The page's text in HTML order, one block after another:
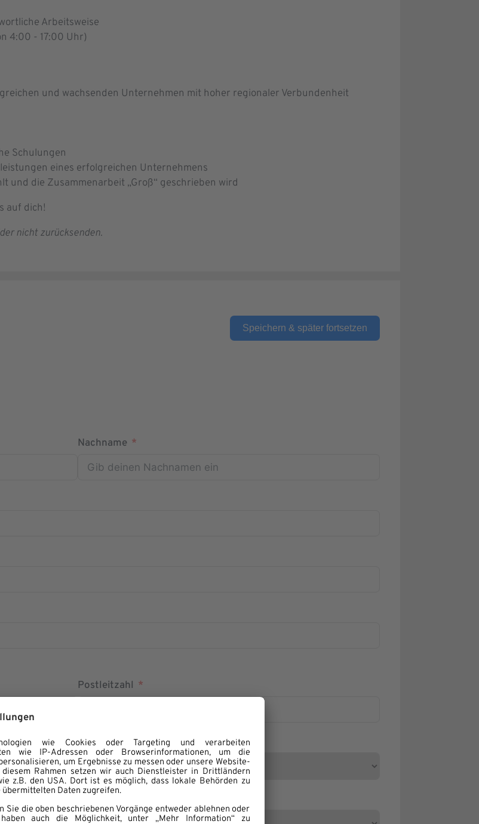
Arbeitsweise
4:00 - 17:00 Uhr)
und wachsenden Unternehmen mit hoher regionaler Verbundenheit
Schulungen
eines erfolgreichen Unternehmens
und die Zusammenarbeit „Groß“ geschrieben wird
auf dich!
nicht zurücksenden.
Speichern & später fortsetzen
Nachname
Postleitzahl
Land